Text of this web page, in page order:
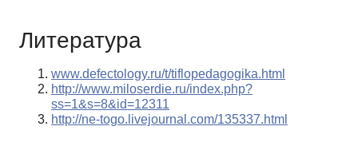
Литература
www.defectology.ru/t/tiflopedagogika.html
http://www.miloserdie.ru/index.php?
ss=1&s=8&id=12311
http://ne-togo.livejournal.com/135337.html